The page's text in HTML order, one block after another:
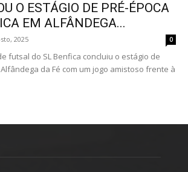
O ESTÁGIO DE PRÉ-ÉPOCA
EM ALFÂNDEGA...
2025 0
futsal do SL Benfica concluiu o estágio de
da Fé com um jogo amistoso frente à